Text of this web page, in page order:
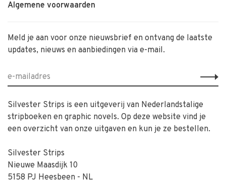
Algemene voorwaarden
Meld je aan voor onze nieuwsbrief en ontvang de laatste
updates, nieuws en aanbiedingen via e-mail.
Silvester Strips is een uitgeverij van Nederlandstalige
stripboeken en graphic novels. Op deze website vind je
een overzicht van onze uitgaven en kun je ze bestellen.
Silvester Strips
Nieuwe Maasdijk 10
5158 PJ Heesbeen - NL